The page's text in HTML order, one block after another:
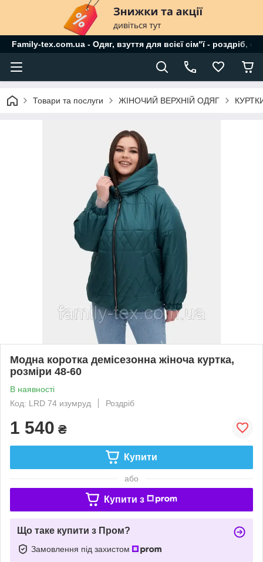
Family-tex.com.ua - Одяг, взуття для всієї сім"ї - роздріб,
Товари та послуги ЖІНОЧИЙ ВЕРХНІЙ ОДЯГ
Модна коротка демісезонна жіноча куртка,
розміри 48-60
В наявності
Код: LRD 74 изумруд
Роздріб
1 540 ₴
Купити
або
Купити з
Що таке купити з Пром?
Замовлення під захистом